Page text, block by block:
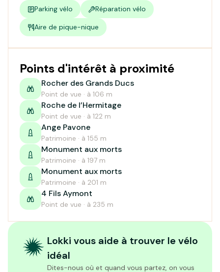
Parking vélo Réparation vélo
Aire de pique-nique
Points d'intérêt à proximité
Rocher des Grands Ducs
Point de vue · à 106 m
Roche de l’Hermitage
Point de vue · à 122 m
Ange Pavone
Patrimoine · à 155 m
Monument aux morts
Patrimoine · à 197 m
Monument aux morts
Patrimoine · à 201 m
4 Fils Aymont
Point de vue · à 235 m
Lokki vous aide à trouver le vélo
idéal
Dites-nous où et quand vous partez, on vous